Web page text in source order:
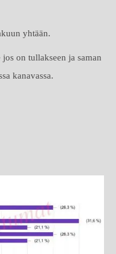
yhtään.
on tullakseen ja saman
kanavassa.